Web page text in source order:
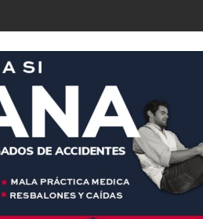
para detención de migrantes
el país busca